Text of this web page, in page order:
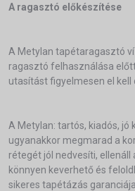
A ragasztó előkészítése
A Metylan tapétaragasztó
ragasztó felhasználása
utasítást figyelmesen el kell
A Metylan: tartós, kiadós,
ugyanakkor megmarad a
rétegét jól nedvesíti,
könnyen keverhető és
sikeres tapétázás garanciája.